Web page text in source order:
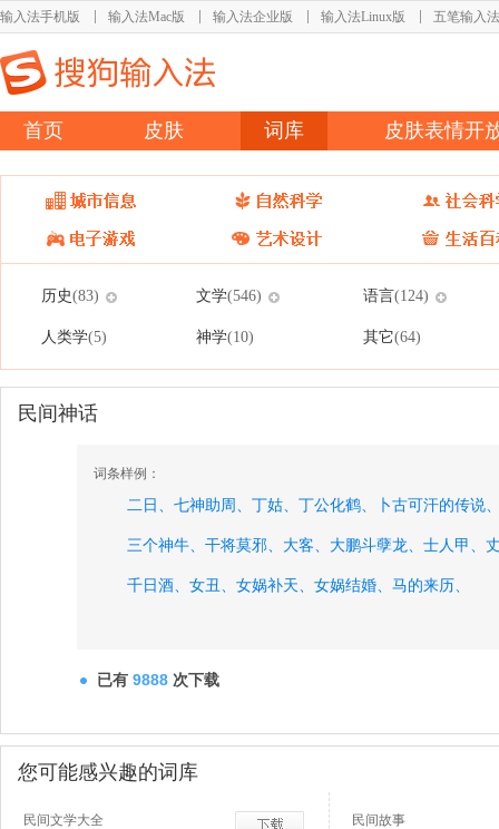
输入法手机版 输入法Mac版 输入法企业版 输入法Linux版 五笔输入法
首页 皮肤 词库 皮肤表情开
历史(83) 文学(546) 语言(124)
人类学(5) 神学(10) 其它(64)
民间神话
词条样例：
二日、 七神助周、 丁姑、 丁公化鹤、 卜古可汗的传说
三个神牛、 干将莫邪、 大客、 大鹏斗孽龙、 士人甲、
千日酒、 女丑、 女娲补天、 女娲结婚、 马的来历、
已有 9888 次下载
您可能感兴趣的词库
民间文学大全 民间故事